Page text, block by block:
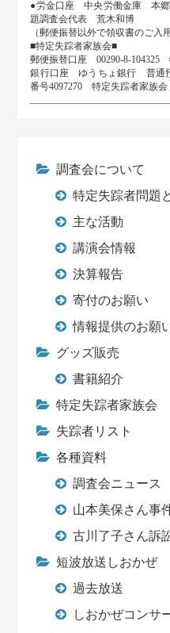
●労金口座 中央労働金庫 本
題調査会代表 荒木和博
（郵便振替以外で領収書のご入
■特定失踪者家族会■
郵便振替口座 00290-8-104325
銀行口座 ゆうちょ銀行 普通
番号4097270 特定失踪者家族
調査会について
特定失踪者問題
主な活動
講演会情報
決算報告
寄付のお願い
情報提供のお願
グッズ販売
書籍紹介
特定失踪者家族会
失踪者リスト
各種資料
調査会ニュース
山本美保さん事
古川了子さん訴
短波放送しおかぜ
過去放送
しおかぜコンサ